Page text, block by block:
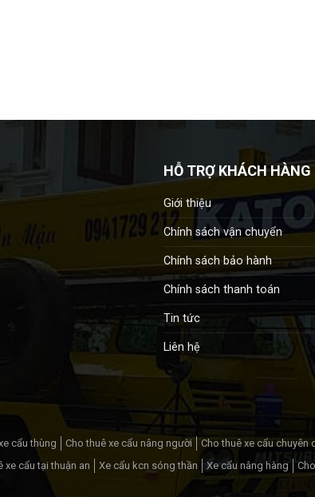
HỖ TRỢ KHÁCH HÀNG
Giới thiệu
Chính sách vận chuyển
Chính sách bảo hành
Chính sách thanh toán
Tin tức
Liên hệ
cẩu thùng Cho thuê xe cẩu nâng người Cho thuê xe cẩu chuyên
xe cẩu tại thuận an Xe cẩu kcn sóng thần Xe cẩu nâng hàng